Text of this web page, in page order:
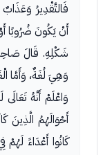
فَالتَّقْدِيرُ
أَنْ يَكُونَ ضُرُوبًا
شَكْلِهِ. قَالَ
وَهِيَ لُغَةٌ، وَأَمَّا
وَاعْلَمْ أَنَّهُ
أَحْوَالَهُمُ الَّذِينَ
كَانُوا أَعْدَاءً لَهُمْ